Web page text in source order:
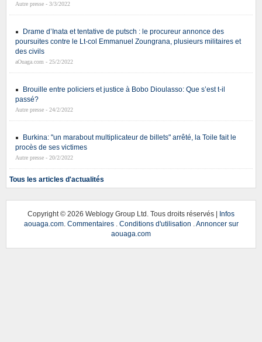
Autre presse - 3/3/2022
Drame d’Inata et tentative de putsch : le procureur annonce des
poursuites contre le Lt-col Emmanuel Zoungrana, plusieurs militaires et
des civils
aOuaga.com - 25/2/2022
Brouille entre policiers et justice à Bobo Dioulasso: Que s’est t-il
passé?
Autre presse - 24/2/2022
Burkina: "un marabout multiplicateur de billets" arrêté, la Toile fait le
procès de ses victimes
Autre presse - 20/2/2022
Tous les articles d'actualités
Copyright © 2026 Weblogy Group Ltd. Tous droits réservés |
Infos
aouaga.com. Commentaires. Conditions d'utilisation .Annoncer sur
aouaga.com